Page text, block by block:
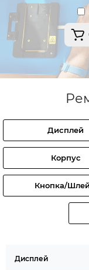
Дисплей
Корпус
Кнопка/
Дисплей